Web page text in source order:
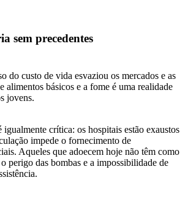
sem precedentes
do custo de vida esvaziou os mercados e as
alimentos básicos e a fome é uma realidade
jovens.
igualmente crítica: os hospitais estão exaustos
impede o fornecimento de
Aqueles que adoecem hoje não têm como
perigo das bombas e a impossibilidade de